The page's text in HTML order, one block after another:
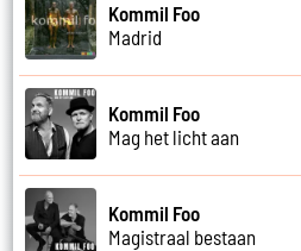
Kommil Foo
Madrid
Kommil Foo
Mag het licht aan
Kommil Foo
Magistraal bestaan